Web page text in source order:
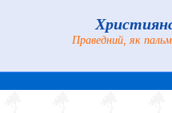
Праведний, як